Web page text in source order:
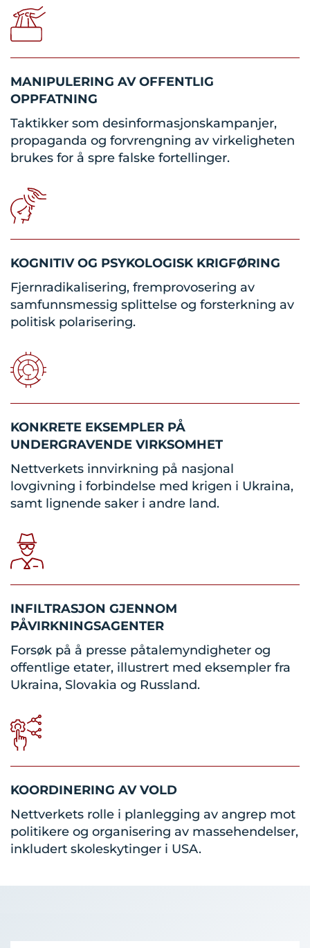
MANIPULERING AV OFFENTLIG
OPPFATNING
Taktikker som desinformasjonskampanjer,
propaganda og forvrengning av virkeligheten
brukes for å spre falske fortellinger.
KOGNITIV OG PSYKOLOGISK KRIGFØRING
Fjernradikalisering, fremprovosering av
samfunnsmessig splittelse og forsterkning av
politisk polarisering.
KONKRETE EKSEMPLER PÅ
UNDERGRAVENDE VIRKSOMHET
Nettverkets innvirkning på nasjonal
lovgivning i forbindelse med krigen i Ukraina,
samt lignende saker i andre land.
INFILTRASJON GJENNOM
PÅVIRKNINGSAGENTER
Forsøk på å presse påtalemyndigheter og
offentlige etater, illustrert med eksempler fra
Ukraina, Slovakia og Russland.
KOORDINERING AV VOLD
Nettverkets rolle i planlegging av angrep mot
politikere og organisering av massehendelser,
inkludert skoleskytinger i USA.